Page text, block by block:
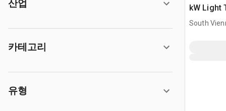
산업
카테고리
유형
kW Light
South